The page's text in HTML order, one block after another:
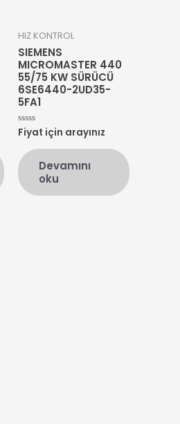
HIZ KONTROL
SIEMENS
MICROMASTER 440
55/75 KW SÜRÜCÜ
6SE6440-2UD35-
5FA1
5
üzerinden
oy
aldı
Fiyat için arayınız
Devamını
oku